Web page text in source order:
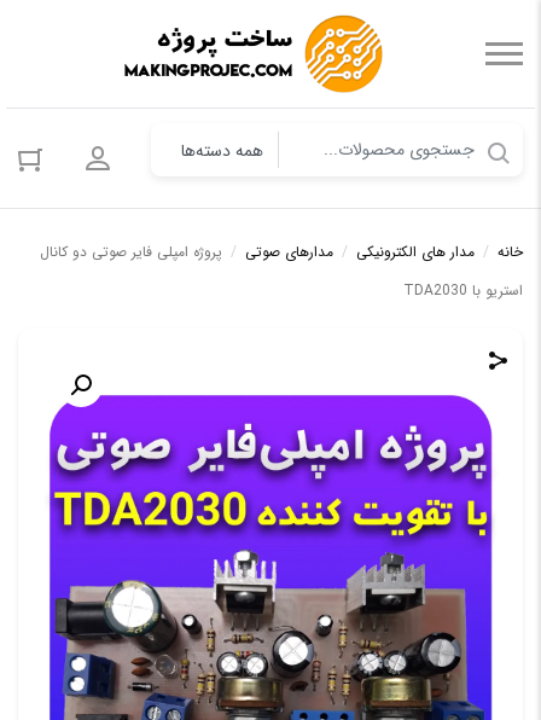
ورود به
خانه / مدار های الکترونیکی / مدارهای صوتی / پروژه امپلی فایر صوتی دو کانال
استریو با TDA2030